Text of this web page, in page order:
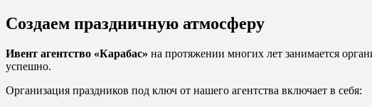
Создаем праздничную атмосферу
Ивент агентство «Карабас» на протяжении многих лет занимается
успешно.
Организация праздников под ключ от нашего агентства включает в себя: